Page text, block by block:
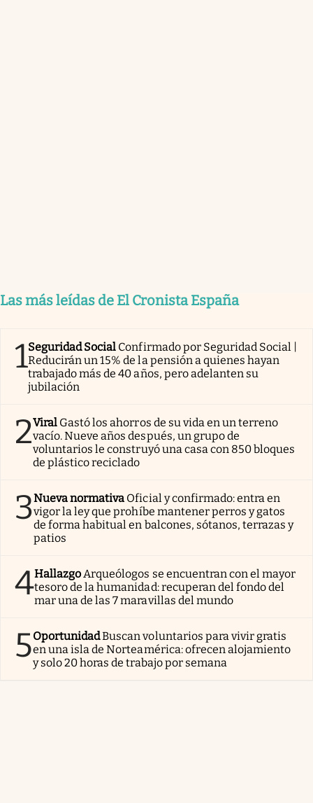
Las más leídas de El Cronista España
1Seguridad Social Confirmado por Seguridad Social |
Reducirán un 15% de la pensión a quienes hayan
trabajado más de 40 años, pero adelanten su
jubilación
2Viral Gastó los ahorros de su vida en un terreno
vacío. Nueve años después, un grupo de
voluntarios le construyó una casa con 850 bloques
de plástico reciclado
3Nueva normativa Oficial y confirmado: entra en
vigor la ley que prohíbe mantener perros y gatos
de forma habitual en balcones, sótanos, terrazas y
patios
4HallazgoArqueólogos se encuentran con el mayor
tesoro de la humanidad: recuperan del fondo del
mar una de las 7 maravillas del mundo
5OportunidadBuscan voluntarios para vivir gratis
en una isla de Norteamérica: ofrecen alojamiento
y solo 20 horas de trabajo por semana